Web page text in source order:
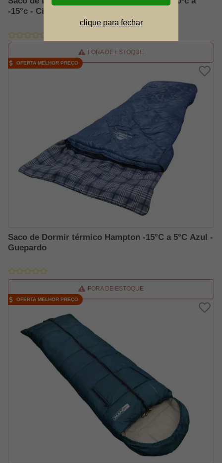
-15°c - Cinza
FORA DE ESTOQUE
Saco de Dormir térmico Hampton -15°C a 5°C Azul -
Guepardo
FORA DE ESTOQUE
OFERTA MELHOR PREÇO
OFERTA MELHOR PREÇO
clique para fechar